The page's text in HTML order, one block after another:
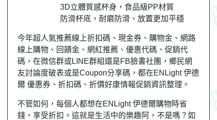
3D立體質感杯身，食品級PP材質
防滑杯底，耐磨防滑、放置更加平穩
今年超人氣推薦線上折扣碼、現金券、購物金、網路
線上購物、回饋金、網紅推薦、優惠代碼、促銷代
碼，在微信群或LINE群組還是FB臉書社團， 鄉民網
友討論度破表或是Coupon分享碼，都在ENLight 伊德
爾 優惠券、折扣碼、折價好康情報促銷資訊整理。
不管如何，每個人都想在ENLight 伊德爾購物時省
錢，享受折扣。這就是生活中的樂趣阿，不是嗎？如